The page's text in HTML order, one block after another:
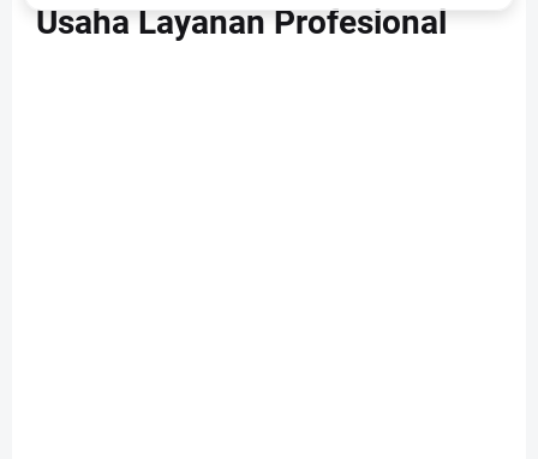
Usaha Layanan Profesional